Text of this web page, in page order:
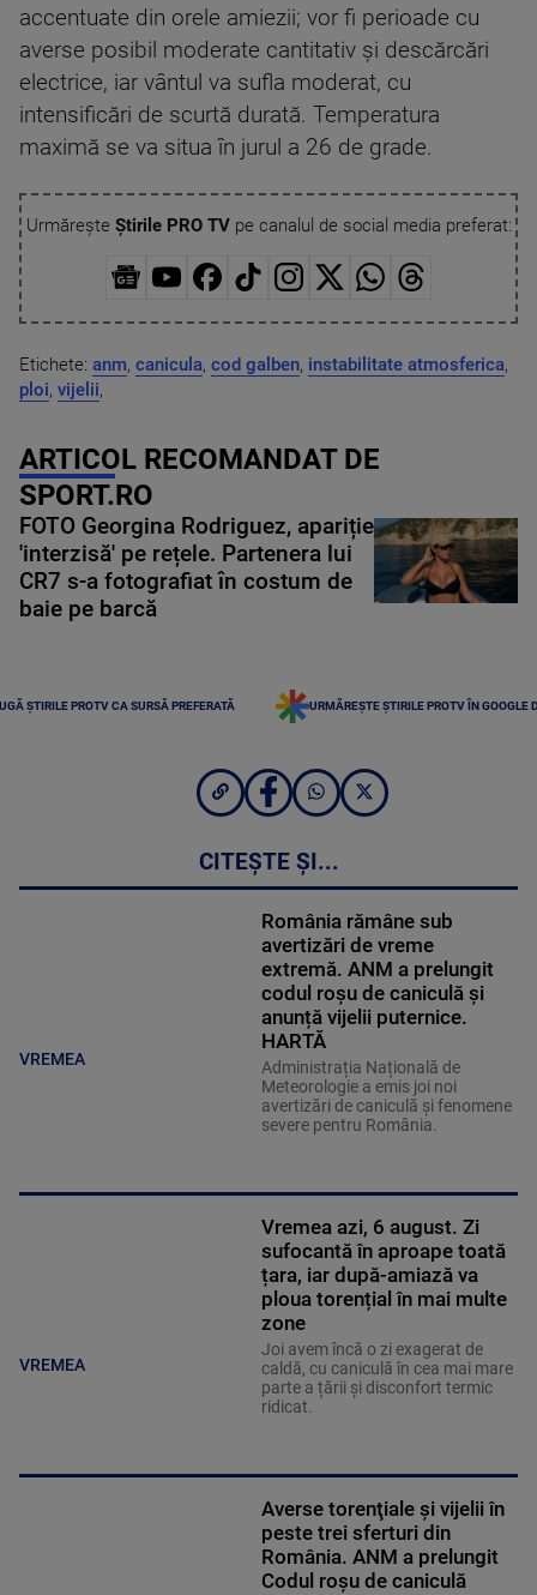
accentuate din orele amiezii; vor fi perioade cu
averse posibil moderate cantitativ și descărcări
electrice, iar vântul va sufla moderat, cu
intensificări de scurtă durată. Temperatura
maximă se va situa în jurul a 26 de grade.
Urmărește Știrile PRO TVpe canalul de social media preferat:
Etichete: anm, canicula, cod galben, instabilitate atmosferica,
ploi, vijelii,
ARTICOL RECOMANDAT DE
SPORT.RO
FOTO Georgina Rodriguez, apariție
'interzisă' pe rețele. Partenera lui
CR7 s-a fotografiat în costum de
baie pe barcă
ȘTIRILE PROTV CA SURSĂ PREFERATĂ URMĂREȘTE ȘTIRILE PROTV ÎN GOOGLE
CITEȘTE ȘI...
VREMEA
România rămâne sub
avertizări de vreme
extremă. ANM a prelungit
codul roșu de caniculă și
anunță vijelii puternice.
HARTĂ
Administrația Națională de
Meteorologie a emis joi noi
avertizări de caniculă și fenomene
severe pentru România.
VREMEA
Vremea azi, 6 august. Zi
sufocantă în aproape toată
țara, iar după-amiază va
ploua torențial în mai multe
zone
Joi avem încă o zi exagerat de
caldă, cu caniculă în cea mai mare
parte a țării și disconfort termic
ridicat.
Averse torenţiale şi vijelii în
peste trei sferturi din
România. ANM a prelungit
Codul roșu de caniculă